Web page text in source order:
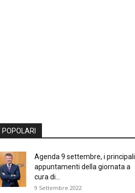
POPOLARI
Agenda 9 settembre, i principali
appuntamenti della giornata a
cura di...
9 Settembre 2022